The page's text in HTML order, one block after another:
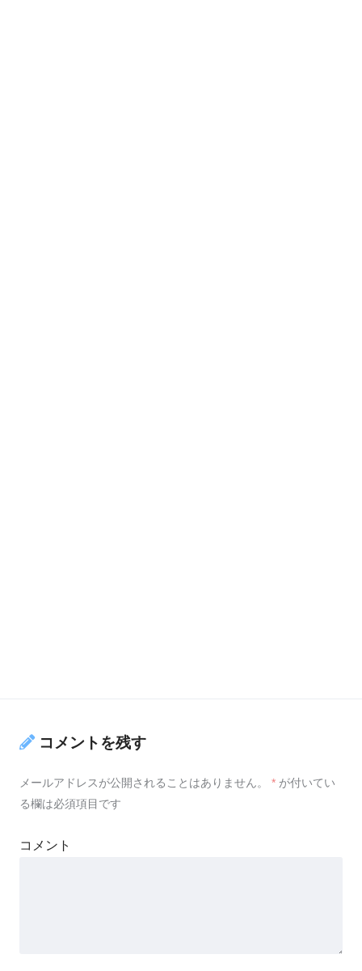
コメントを残す
メールアドレスが公開されることはありません。 * が付いてい
る欄は必須項目です
コメント